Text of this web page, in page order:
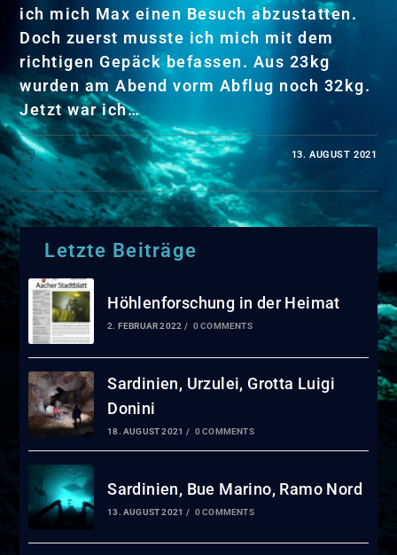
ich mich Max einen Besuch abzustatten.
Doch zuerst musste ich mich mit dem
richtigen Gepäck befassen. Aus 23kg
wurden am Abend vorm Abflug noch 32kg.
Jetzt war ich…
KOMMENTARE DEAKTIVIERT 13. AUGUST 2021
Letzte Beiträge
Höhlenforschung in der Heimat
2. FEBRUAR 2022 / 0 COMMENTS
Sardinien, Urzulei, Grotta Luigi
Donini
18. AUGUST 2021 / 0 COMMENTS
Sardinien, Bue Marino, Ramo Nord
13. AUGUST 2021 / 0 COMMENTS